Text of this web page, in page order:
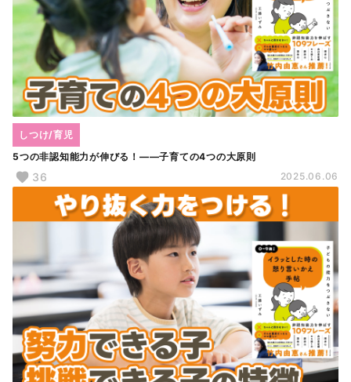
5つの非認知能力が伸びる！――子育ての4つの大原則
しつけ/育児
36 2025.06.06